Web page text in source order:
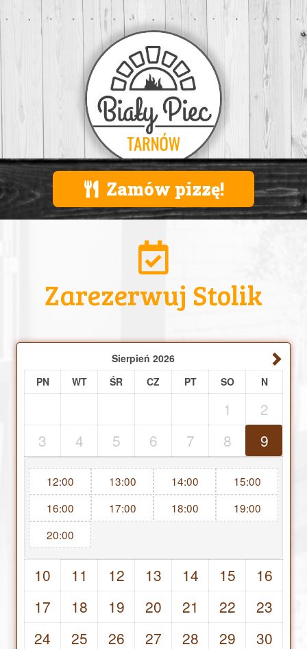
Zamów pizzę!
Zarezerwuj Stolik
Sierpień 2026
PN
WT ŚR CZ PT SO N
1
2
3
4 5 6 7 8 9
12:00 13:00 14:00
15:00
16:00
17:00 18:00
19:00
20:00
10 11 12 13 14 15
16
17
18 19 20 21 22
23
24
25 26 27 28 29
30